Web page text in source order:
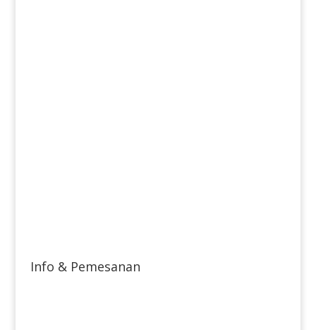
Info & Pemesanan